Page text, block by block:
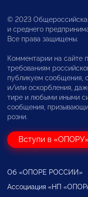
© 2023
и среднего
Все права защищены.
Комментарии на сайте
требованиям
публикуем сообщения,
и/или оскорбления,
тире и любыми иными
сообщения,
розни.
Вступи в
Об «ОПОРЕ РОССИИ»
Ассоциация «НП